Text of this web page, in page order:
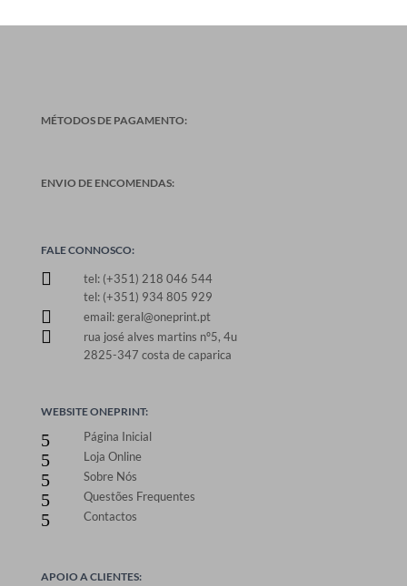
MÉTODOS DE PAGAMENTO:
ENVIO DE ENCOMENDAS:
FALE CONNOSCO:

tel: (+351) 218 046 544
tel: (+351) 934 805 929
 email: geral@oneprint.pt

rua josé alves martins nº5, 4u
2825-347 costa de caparica
WEBSITE ONEPRINT:
5 Página Inicial
5 Loja Online
5 Sobre Nós
5 Questões Frequentes
5 Contactos
APOIO A CLIENTES: